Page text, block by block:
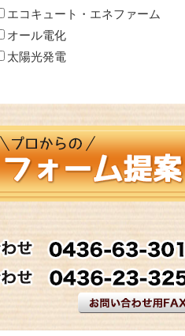
エコキュート・エネファーム
オール電化
太陽光発電